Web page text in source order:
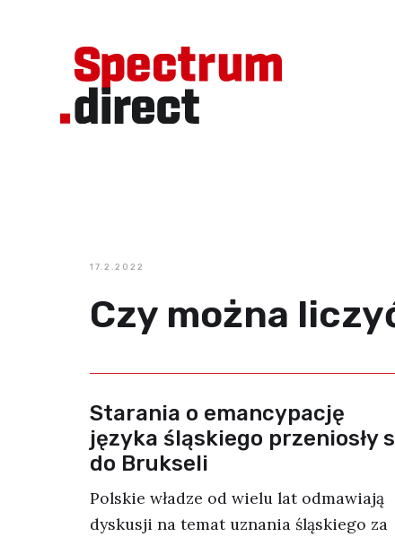
17.2.2022
Czy można
Starania o emancypację
języka śląskiego przeniosły
do Brukseli
Polskie władze od wielu lat odmawiają
dyskusji na temat uznania śląskiego za